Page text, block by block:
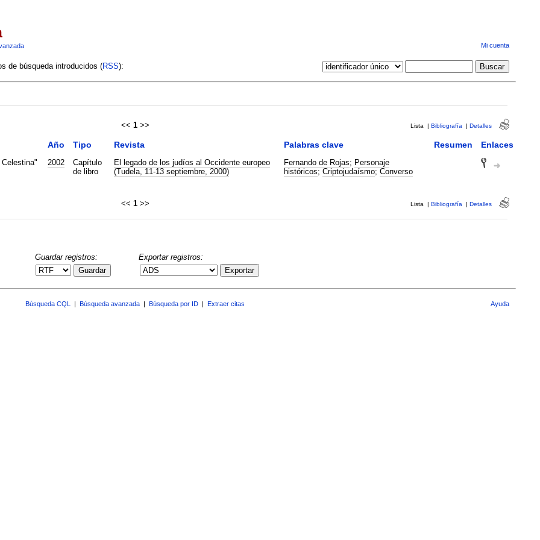
Mi cuenta
de búsqueda introducidos (RSS):
<< 1 >> Lista | Bibliografía | Detalles
Año Tipo Revista Palabras clave Resumen Enlaces
2002
Capítulo
de libro
El legado de los judíos al Occidente europeo
(Tudela, 11-13 septiembre, 2000)
Fernando de Rojas; Personaje
históricos; Criptojudaísmo; Converso
<< 1 >> Lista | Bibliografía | Detalles
Guardar registros:
Guardar
Exportar registros:
Exportar
Búsqueda CQL Búsqueda avanzada Búsqueda por ID Extraer citas Ayuda